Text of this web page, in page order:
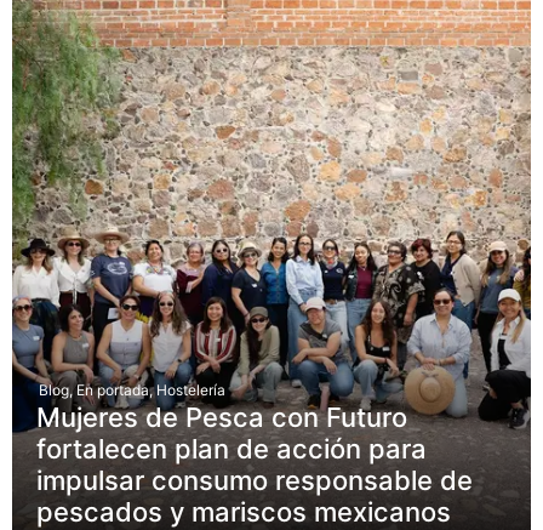
Blog, En portada, Hostelería
Mujeres de Pesca con Futuro
fortalecen plan de acción para
impulsar consumo responsable de
pescados y mariscos mexicanos